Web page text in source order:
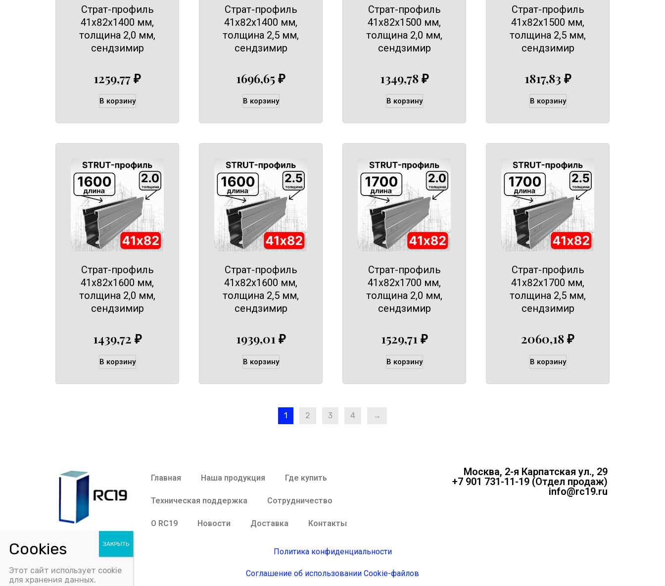
Страт-профиль
41х82х1400 мм,
толщина 2,0 мм,
сендзимир
1259,77₽
В корзину
Страт-профиль
41х82х1400 мм,
толщина 2,5 мм,
сендзимир
1696,65₽
В корзину
Страт-профиль
41х82х1500 мм,
толщина 2,0 мм,
сендзимир
1349,78₽
В корзину
Страт-профиль
41х82х1500 мм,
толщина 2,5 мм,
сендзимир
1817,83 ₽
В корзину
Страт-профиль
41х82х1600 мм,
толщина 2,0 мм,
сендзимир
1439,72 ₽
В корзину
Страт-профиль
41х82х1600 мм,
толщина 2,5 мм,
сендзимир
1939,01 ₽
В корзину
Страт-профиль
41х82х1700 мм,
толщина 2,0 мм,
сендзимир
1529,71 ₽
В корзину
Страт-профиль
41х82х1700 мм,
толщина 2,5 мм,
сендзимир
2060,18₽
В корзину
1 2 3 4 →
Главная Наша продукция Где купить
Техническая поддержка Сотрудничество
О RC19 Новости Доставка Контакты
Москва, 2-я Карпатская ул., 29
+7 901 731-11-19 (Отдел продаж)
info@rc19.ru
Политика конфиденциальности
Соглашение об использовании Cookie-файлов
Этот сайт использует cookie
для хранения данных.